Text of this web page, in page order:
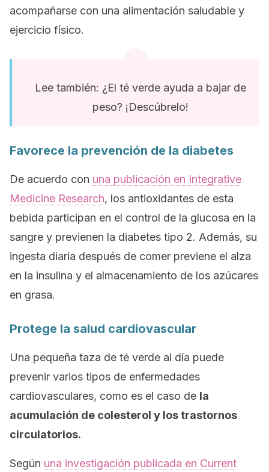
acompañarse con una alimentación saludable y
ejercicio físico.
Lee también: ¿El té verde ayuda a bajar de
peso? ¡Descúbrelo!
Favorece la prevención de la diabetes
De acuerdo con una publicación en Integrative
Medicine Research, los antioxidantes de esta
bebida participan en el control de la glucosa en la
sangre y previenen la diabetes tipo 2. Además, su
ingesta diaria después de comer previene el alza
en la insulina y el almacenamiento de los azúcares
en grasa.
Protege la salud cardiovascular
Una pequeña taza de té verde al día puede
prevenir varios tipos de enfermedades
cardiovasculares, como es el caso de la
acumulación de colesterol y los trastornos
circulatorios.
Según una investigación publicada en Current